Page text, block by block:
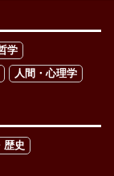
学
人間・心理学
歴史